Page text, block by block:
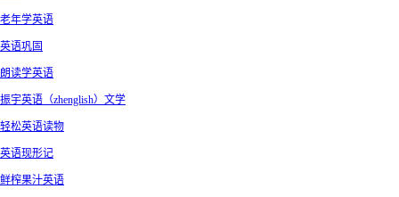
老年学英语
英语巩固
朗读学英语
振宇英语（zhenglish）文学
轻松英语读物
英语现形记
鲜榨果汁英语